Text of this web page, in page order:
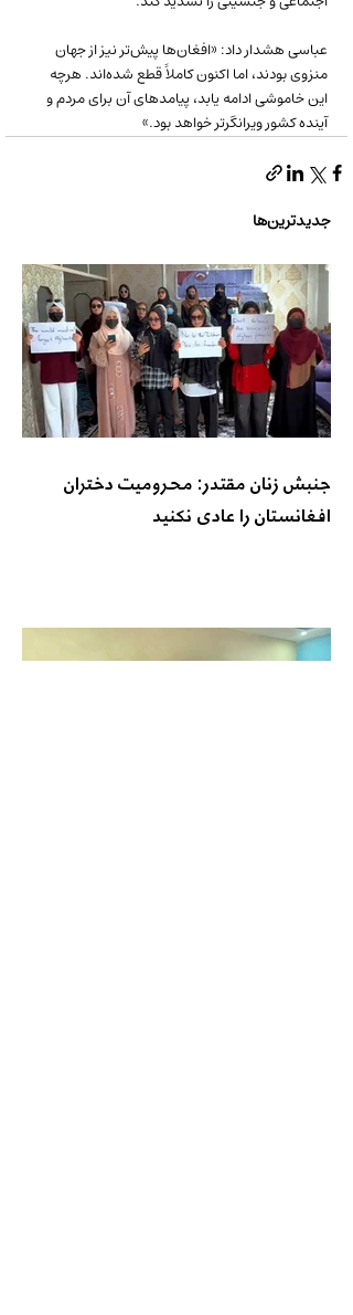
عباسی هشدار داد: «افغان‌ها پیش‌تر نیز از جهان
منزوی بودند، اما اکنون کاملاً قطع شده‌اند. هرچه
این خاموشی ادامه یابد، پیامدهای آن برای مردم و
آینده کشور ویرانگرتر خواهد بود.»
جدیدترین‌ها
جنبش زنان مقتدر: محرومیت دختران
افغانستان را عادی نکنید